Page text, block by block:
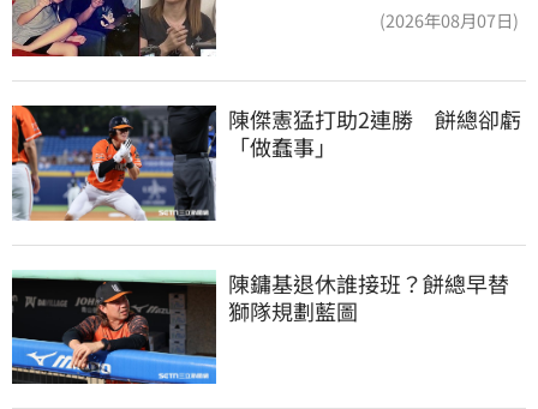
(2026年08月07日)
陳傑憲猛打助2連勝　餅總卻虧
「做蠢事」
陳鏞基退休誰接班？餅總早替
獅隊規劃藍圖